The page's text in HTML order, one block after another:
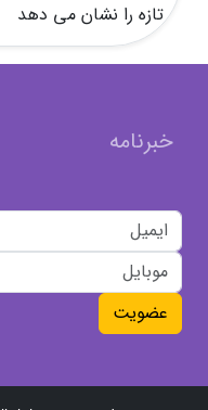
تازه را نشان می دهد
خبرنامه
عضویت